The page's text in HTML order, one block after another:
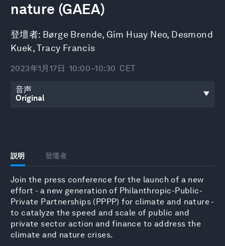
nature (GAEA)
登壇者: Børge Brende, Gim Huay Neo, Desmond
Kuek,Tracy Francis
2023年1月17日 10:00–10:30 CET
音声
説明 登壇者
Join the press conference for the launch of a new
effort - a new generation of Philanthropic-Public-
Private Partnerships (PPPP) for climate and nature -
to catalyze the speed and scale of public and
private sector action and finance to address the
climate and nature crises.